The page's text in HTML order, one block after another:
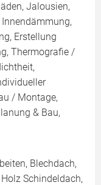
Jalousien,
Erstellung
Thermografie /
/ Montage,
& Bau,
Blechdach,
Schindeldach,